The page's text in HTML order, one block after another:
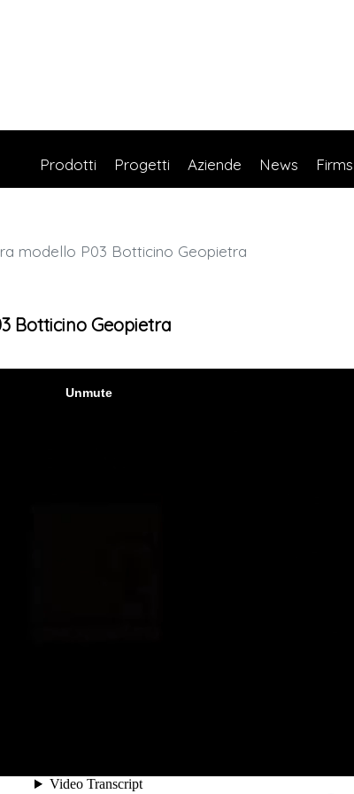
Prodotti Progetti Aziende News Firms
modello P03 Botticino Geopietra
Botticino Geopietra